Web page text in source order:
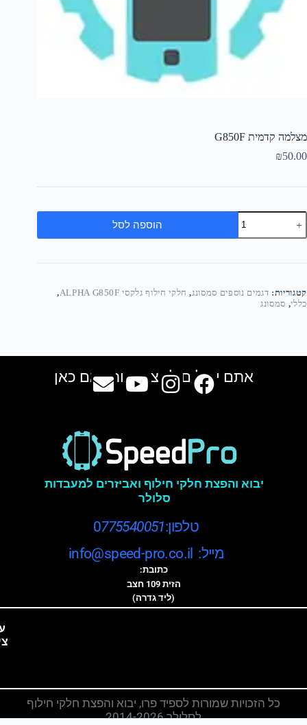
מצלמה קדמית G850F
₪50.00
הוספה לסל
קטגוריות: דגמים נוספים סמסונג, חלקי חילוף גלקסי ALPHA G850F
,
כללי, סמסונג
אתם יכולים למצוא אותנו גם כאן
יבוא והפצת חלקי חילוף ואביזרים למעבדות
סלולר
טלפון:0775540051
מייל: info@speed-pro.co.il
כתובת:
הזית 109 חצב
(ליד גדרה)
כל הזכויות שמורות לספיד פרו, יבוא והפצת חלקי חילוף
לסלולר 2014-2026